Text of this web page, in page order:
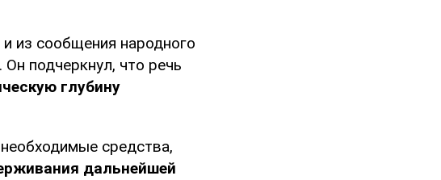
и из сообщения народного
. Он подчеркнул, что речь
глубину
средства,
дальнейшей